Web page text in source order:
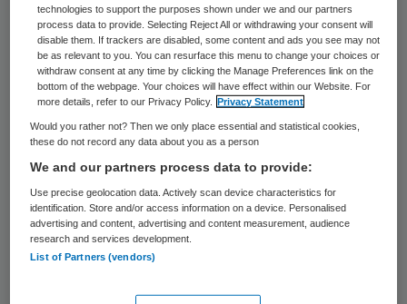
door de twee zorgondernemers, een
echtpaar, die de locatie beheren. Als gevolg
hiervan haalden de ouders hun kinderen
weg uit het Thomashuis en dienden
verschillende ouders een klacht in bij de
IGJ. Naar aanleiding van deze
“overduidelijke vertrouwensbreuk tussen
ouders en zorgondernemers” heeft DDN de
franchiseovereenkomst met het echtpaar
technologies to support the purposes shown under we and our partners
process data to provide. Selecting Reject All or withdrawing your consent will
disable them. If trackers are disabled, some content and ads you see may not
be as relevant to you. You can resurface this menu to change your choices or
withdraw consent at any time by clicking the Manage Preferences link on the
bottom of the webpage. Your choices will have effect within our Website. For
more details, refer to our Privacy Policy.
Privacy Statement
Would you rather not? Then we only place essential and statistical cookies,
these do not record any data about you as a person
We and our partners process data to provide:
Use precise geolocation data. Actively scan device characteristics for
identification. Store and/or access information on a device. Personalised
advertising and content, advertising and content measurement, audience
research and services development.
List of Partners (vendors)